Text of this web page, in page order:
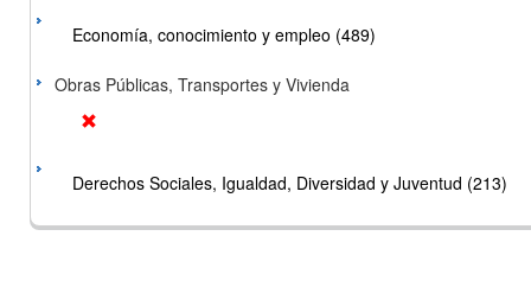
Economía, conocimiento y empleo (489)
Obras Públicas, Transportes y Vivienda
Derechos Sociales, Igualdad, Diversidad y Juventud (213)